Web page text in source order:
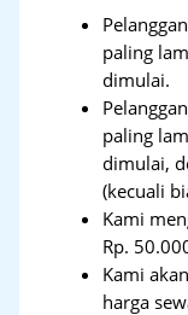
paling
dimulai.
paling
dimulai,
(kecuali
Kami
Rp.
Kami
harga